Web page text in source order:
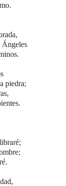
Ángeles
piedra;